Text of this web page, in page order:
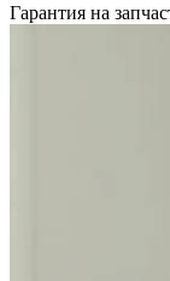
Гарантия на